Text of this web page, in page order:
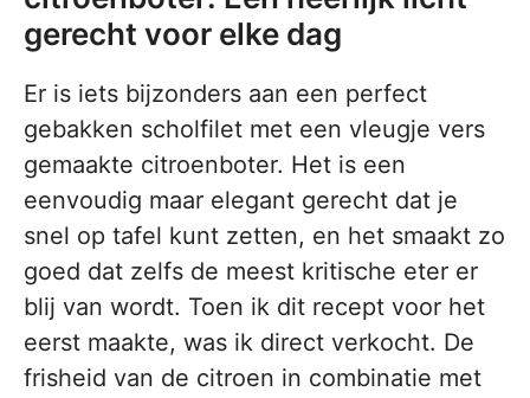
gerecht voor elke dag
Er is iets bijzonders aan een perfect
gebakken scholfilet met een vleugje vers
gemaakte citroenboter. Het is een
eenvoudig maar elegant gerecht dat je
snel op tafel kunt zetten, en het smaakt zo
goed dat zelfs de meest kritische eter er
blij van wordt. Toen ik dit recept voor het
eerst maakte, was ik direct verkocht. De
frisheid van de citroen in combinatie met